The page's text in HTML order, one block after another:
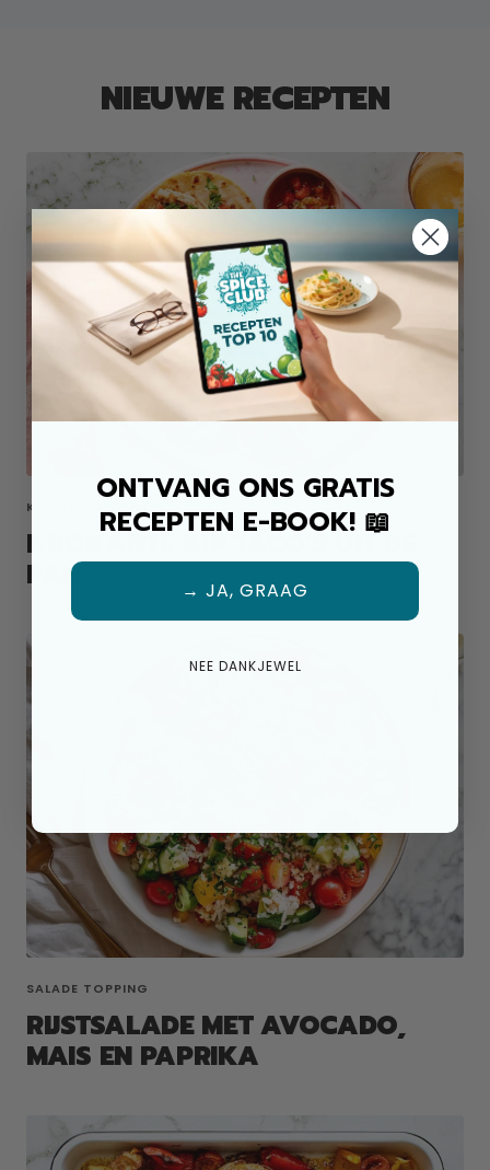
NIEUWE RECEPTEN
KIP ALLROUND MIX
KROKANTE KIP TACO'S UIT DE
PAN
SALADE TOPPING
RIJSTSALADE MET AVOCADO,
MAIS EN PAPRIKA
ONTVANG ONS GRATIS
RECEPTEN E-BOOK! 📖
→ JA, GRAAG
NEE DANKJEWEL